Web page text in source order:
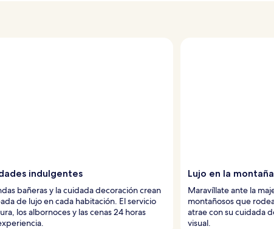
indulgentes
bañeras y la cuidada decoración crean
de lujo en cada habitación. El servicio
los albornoces y las cenas 24 horas
Lujo en la montaña
Maravíllate ante la
montañosos que
atrae con su cuidada
visual.